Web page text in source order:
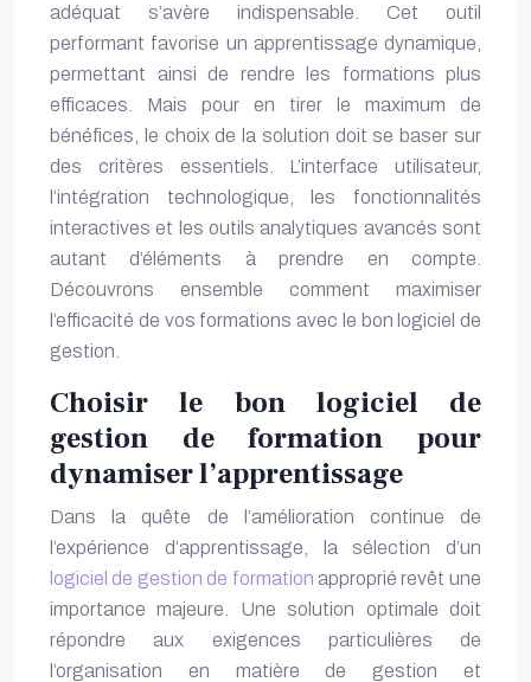
adéquat s’avère indispensable. Cet outil
performant favorise un apprentissage dynamique,
permettant ainsi de rendre les formations plus
efficaces. Mais pour en tirer le maximum de
bénéfices, le choix de la solution doit se baser sur
des critères essentiels. L’interface utilisateur,
l’intégration technologique, les fonctionnalités
interactives et les outils analytiques avancés sont
autant d’éléments à prendre en compte.
Découvrons ensemble comment maximiser
l’efficacité de vos formations avec le bon logiciel de
gestion.
Choisir le bon logiciel de
gestion de formation pour
dynamiser l’apprentissage
Dans la quête de l’amélioration continue de
l’expérience d’apprentissage, la sélection d’un
logiciel de gestion de formation approprié revêt une
importance majeure. Une solution optimale doit
répondre aux exigences particulières de
l’organisation en matière de gestion et